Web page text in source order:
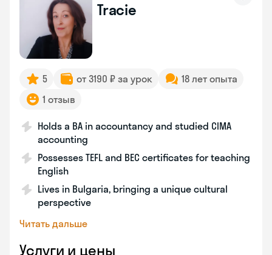
Tracie
5 от 3190 ₽ за урок
18 лет опыта
1 отзыв
Holds a BA in accountancy and studied CIMA
accounting
Possesses TEFL and BEC certificates for teaching
English
Lives in Bulgaria, bringing a unique cultural
perspective
Читать дальше
Услуги и цены